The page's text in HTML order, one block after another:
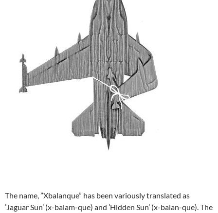
The name, ”Xbalanque” has been variously translated as
’Jaguar Sun’ (x-balam-que) and ’Hidden Sun’ (x-balan-que). The